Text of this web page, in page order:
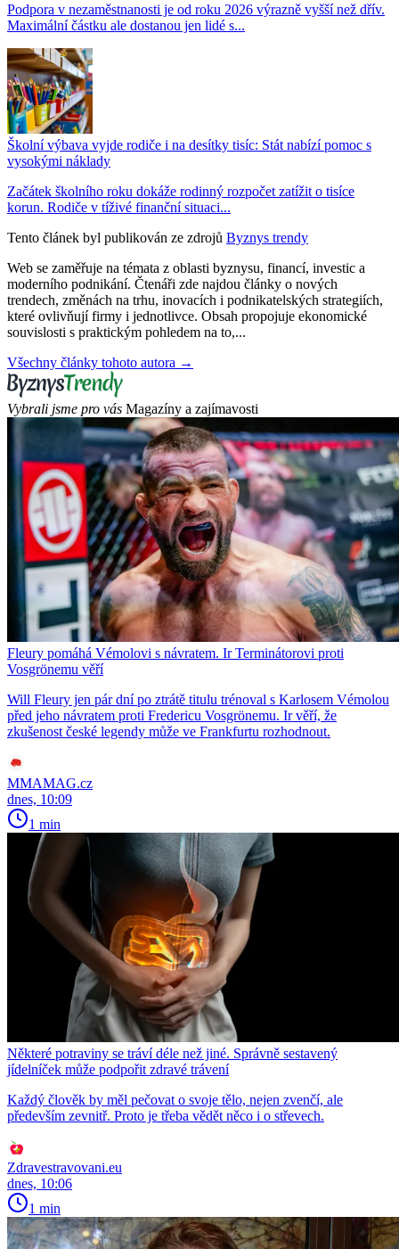
Podpora v nezaměstnanosti je od roku 2026 výrazně vyšší než dřív.
Maximální částku ale dostanou jen lidé s...
Školní výbava vyjde rodiče i na desítky tisíc: Stát nabízí pomoc s
vysokými náklady
Začátek školního roku dokáže rodinný rozpočet zatížit o tisíce
korun. Rodiče v tíživé finanční situaci...
Tento článek byl publikován ze zdrojů Byznys trendy
Web se zaměřuje na témata z oblasti byznysu, financí, investic a
moderního podnikání. Čtenáři zde najdou články o nových
trendech, změnách na trhu, inovacích i podnikatelských strategiích,
které ovlivňují firmy i jednotlivce. Obsah propojuje ekonomické
souvislosti s praktickým pohledem na to,...
Všechny články tohoto autora →
Vybrali jsme pro vás Magazíny a zajímavosti
Fleury pomáhá Vémolovi s návratem. Ir Terminátorovi proti
Vosgrönemu věří
Will Fleury jen pár dní po ztrátě titulu trénoval s Karlosem Vémolou
před jeho návratem proti Fredericu Vosgrönemu. Ir věří, že
zkušenost české legendy může ve Frankfurtu rozhodnout.
MMAMAG.cz
dnes, 10:09
1 min
Některé potraviny se tráví déle než jiné. Správně sestavený
jídelníček může podpořit zdravé trávení
Každý člověk by měl pečovat o svoje tělo, nejen zvenčí, ale
především zevnitř. Proto je třeba vědět něco i o střevech.
Zdravestravovani.eu
dnes, 10:06
1 min